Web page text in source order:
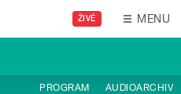
ŽIVĚ MENU
PROGRAM AUDIOARCHIV